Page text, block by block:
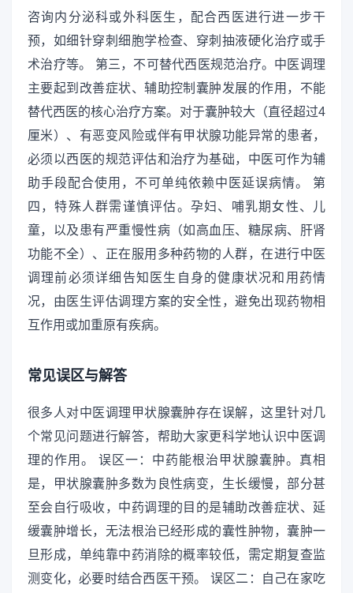
咨询内分泌科或外科医生，配合西医进行进一步干
预，如细针穿刺细胞学检查、穿刺抽液硬化治疗或手
术治疗等。 第三，不可替代西医规范治疗。中医调理
主要起到改善症状、辅助控制囊肿发展的作用，不能
替代西医的核心治疗方案。对于囊肿较大（直径超过4
厘米）、有恶变风险或伴有甲状腺功能异常的患者，
必须以西医的规范评估和治疗为基础，中医可作为辅
助手段配合使用，不可单纯依赖中医延误病情。 第
四，特殊人群需谨慎评估。孕妇、哺乳期女性、儿
童，以及患有严重慢性病（如高血压、糖尿病、肝肾
功能不全）、正在服用多种药物的人群，在进行中医
调理前必须详细告知医生自身的健康状况和用药情
况，由医生评估调理方案的安全性，避免出现药物相
互作用或加重原有疾病。
常见误区与解答
很多人对中医调理甲状腺囊肿存在误解，这里针对几
个常见问题进行解答，帮助大家更科学地认识中医调
理的作用。 误区一：中药能根治甲状腺囊肿。真相
是，甲状腺囊肿多数为良性病变，生长缓慢，部分甚
至会自行吸收，中药调理的目的是辅助改善症状、延
缓囊肿增长，无法根治已经形成的囊性肿物，囊肿一
旦形成，单纯靠中药消除的概率较低，需定期复查监
测变化，必要时结合西医干预。 误区二：自己在家吃